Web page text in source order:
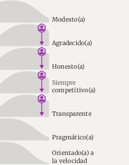
Modesto(a)
Agradecido(a)
Honesto(a)
Siempre
competitivo(a)
Transparente
Pragmático(a)
Orientado(a) a
la velocidad